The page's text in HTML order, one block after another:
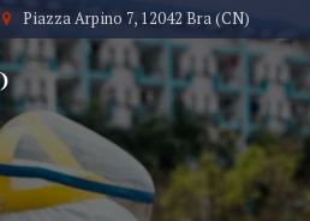
Piazza Arpino 7, 12042 Bra (CN)